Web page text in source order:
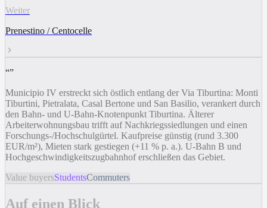
Weiter
Prenestino / Centocelle
“”
Municipio IV erstreckt sich östlich entlang der Via Tiburtina: Monti
Tiburtini, Pietralata, Casal Bertone und San Basilio, verankert durch
den Bahn- und U-Bahn-Knotenpunkt Tiburtina. Älterer
Arbeiterwohnungsbau trifft auf Nachkriegssiedlungen und einen
Forschungs-/Hochschulgürtel. Kaufpreise günstig (rund 3.300
EUR/m²), Mieten stark gestiegen (+11 % p. a.). U-Bahn B und
Hochgeschwindigkeitszugbahnhof erschließen das Gebiet.
Value buyersStudentsCommuters
Auf einen Blick